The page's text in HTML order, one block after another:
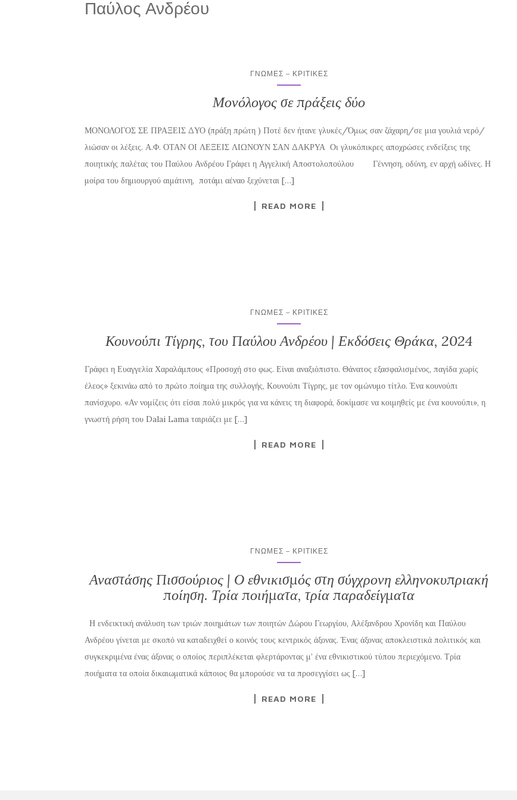
Παύλος Ανδρέου
ΓΝΏΜΕΣ – ΚΡΙΤΙΚΈΣ
Μονόλογος σε πράξεις δύο
ΜΟΝΟΛΟΓΟΣ ΣΕ ΠΡΑΞΕΙΣ ΔΥΟ (πράξη πρώτη ) Ποτέ δεν ήτανε γλυκές/Όμως σαν ζάχαρη/σε μια γουλιά νερό/
λιώσαν οι λέξεις. Α.Φ. ΟΤΑΝ ΟΙ ΛΕΞΕΙΣ ΛΙΩΝΟΥΝ ΣΑΝ ΔΑΚΡΥΑ Οι γλυκόπικρες αποχρώσες ενδείξεις της
ποιητικής παλέτας του Παύλου Ανδρέου Γράφει η Αγγελική Αποστολοπούλου Γέννηση, οδύνη, εν αρχή ωδίνες. Η
μοίρα του δημιουργού αιμάτινη, ποτάμι αέναο ξεχύνεται […]
READ MORE
ΓΝΏΜΕΣ – ΚΡΙΤΙΚΈΣ
Κουνούπι Τίγρης, του Παύλου Ανδρέου | Εκδόσεις Θράκα, 2024
Γράφει η Ευαγγελία Χαραλάμπους «Προσοχή στο φως. Είναι αναξιόπιστο. Θάνατος εξασφαλισμένος, παγίδα χωρίς
έλεος» ξεκινάω από το πρώτο ποίημα της συλλογής, Κουνούπι Τίγρης, με τον ομώνυμο τίτλο. Ένα κουνούπι
πανίσχυρο. «Αν νομίζεις ότι είσαι πολύ μικρός για να κάνεις τη διαφορά, δοκίμασε να κοιμηθείς με ένα κουνούπι», η
γνωστή ρήση του Dalai Lama ταιριάζει με […]
READ MORE
ΓΝΏΜΕΣ – ΚΡΙΤΙΚΈΣ
Αναστάσης Πισσούριος | Ο εθνικισμός στη σύγχρονη ελληνοκυπριακή
ποίηση. Τρία ποιήματα, τρία παραδείγματα
Η ενδεικτική ανάλυση των τριών ποιημάτων των ποιητών Δώρου Γεωργίου, Αλέξανδρου Χρονίδη και Παύλου
Ανδρέου γίνεται με σκοπό να καταδειχθεί ο κοινός τους κεντρικός άξονας. Ένας άξονας αποκλειστικά πολιτικός και
συγκεκριμένα ένας άξονας ο οποίος περιπλέκεται φλερτάροντας μ’ ένα εθνικιστικού τύπου περιεχόμενο. Τρία
ποιήματα τα οποία δικαιωματικά κάποιος θα μπορούσε να τα προσεγγίσει ως […]
READ MORE